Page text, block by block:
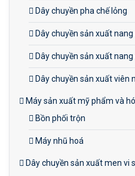
Dây chuyền pha chế lỏng
Dây chuyền sản xuất
Dây chuyền sản xuất
Dây chuyền sản xuất viên
Máy sản xuất mỹ phẩm và
Bồn phối trộn
Máy nhũ hoá
Dây chuyền sản xuất men vi